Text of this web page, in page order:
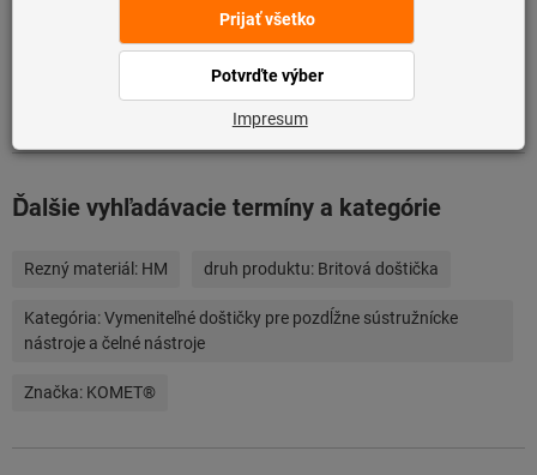
Podrobnosti o výrobku
Ďalšie vyhľadávacie termíny a kategórie
Rezný materiál: HM druh produktu: Britová doštička
Kategória:Vymeniteľné doštičky pre pozdĺžne sústružnícke
nástroje a čelné nástroje
Značka: KOMET®